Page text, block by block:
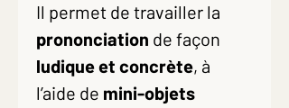
Il permet de travailler la
prononciation de façon
ludique et concrète, à
l’aide de mini-objets